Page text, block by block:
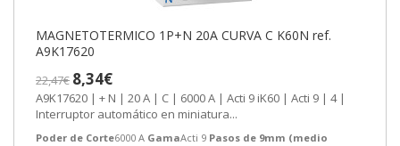
MAGNETOTERMICO 1P+N 20A CURVA C K60N ref.
A9K17620
22,47€ 8,34€
A9K17620 | + N | 20 A | C | 6000 A | Acti 9 iK60 | Acti 9 | 4 |
Interruptor automático en miniatura...
Poder de Corte6000 A GamaActi 9 Pasos de 9mm (medio